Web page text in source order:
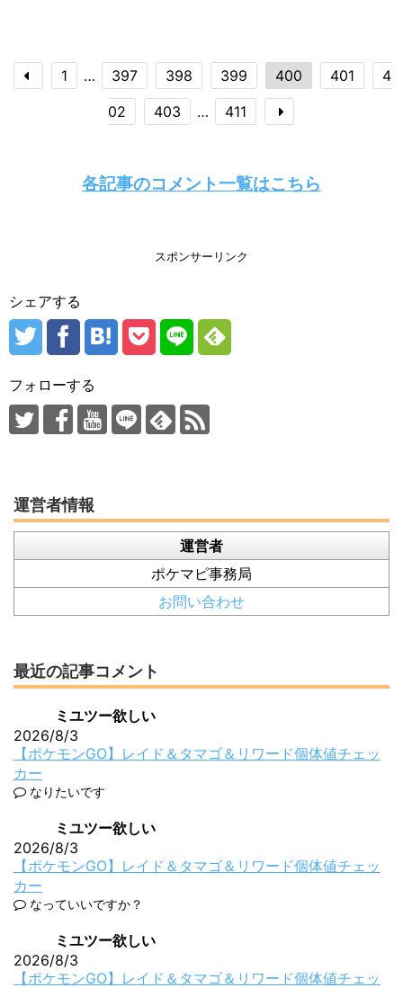
1 … 397 398 399 400 401
4
02
403 … 411
各記事のコメント一覧はこちら
スポンサーリンク
シェアする
フォローする
運営者情報
運営者
ポケマピ事務局
お問い合わせ
最近の記事コメント
ミユツー欲しい
2026/8/3
【ポケモンGO】レイド＆タマゴ＆リワード個体値チェッ
カー
なりたいです
ミユツー欲しい
2026/8/3
【ポケモンGO】レイド＆タマゴ＆リワード個体値チェッ
カー
なっていいですか？
ミユツー欲しい
2026/8/3
【ポケモンGO】レイド＆タマゴ＆リワード個体値チェッ